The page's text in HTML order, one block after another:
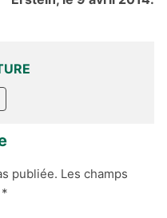
publiée. Les champs
*